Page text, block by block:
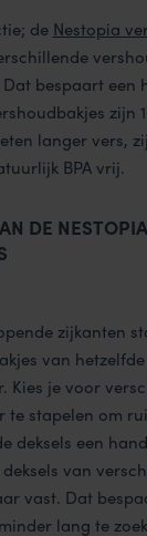
de Nestopia
bespaart een
zijn
langer vers,
BPA vrij.
DE NESTOPIA
zijkanten
van
Kies je voor
te stapelen om
deksels een
van
vast. Dat
lang te